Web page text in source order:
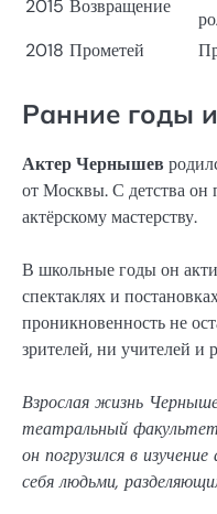
2015 Возвращение
2018 Прометей
Ранние годы
Актер Чернышев
от Москвы. С детства он
актёрскому мастерству.
В школьные годы он
спектаклях и
проникновенность не
зрителей, ни учителей и
Взрослая жизнь
театральный
он погрузился в
себя людьми,